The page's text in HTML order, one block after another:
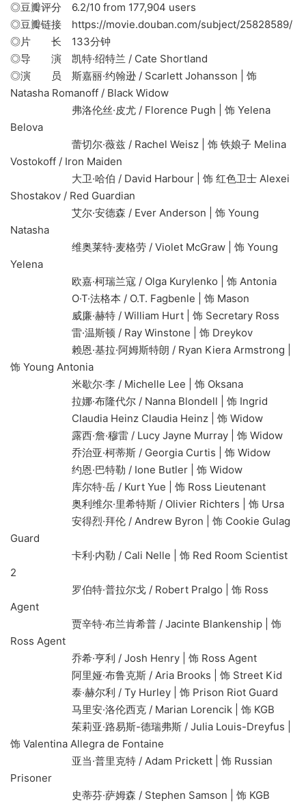
◎豆瓣评分 6.2/10 from 177,904 users
◎豆瓣链接 https://movie.douban.com/subject/25828589/
◎片 长 133分钟
◎导 演 凯特·绍特兰 / Cate Shortland
◎演 员 斯嘉丽·约翰逊 / Scarlett Johansson | 饰
Natasha Romanoff / Black Widow
弗洛伦丝·皮尤 / Florence Pugh | 饰 Yelena
Belova
蕾切尔·薇兹 / Rachel Weisz | 饰 铁娘子 Melina
Vostokoff / Iron Maiden
大卫·哈伯 / David Harbour | 饰 红色卫士 Alexei
Shostakov / Red Guardian
艾尔·安德森 / Ever Anderson | 饰 Young
Natasha
维奥莱特·麦格劳 / Violet McGraw | 饰 Young
Yelena
欧嘉·柯瑞兰寇 / Olga Kurylenko | 饰 Antonia
O·T·法格本 / O.T. Fagbenle | 饰 Mason
威廉·赫特 / William Hurt | 饰 Secretary Ross
雷·温斯顿 / Ray Winstone | 饰 Dreykov
赖恩·基拉·阿姆斯特朗 / Ryan Kiera Armstrong |
饰 Young Antonia
米歇尔·李 / Michelle Lee | 饰 Oksana
拉娜·布隆代尔 / Nanna Blondell | 饰 Ingrid
Claudia Heinz Claudia Heinz | 饰 Widow
露西·詹·穆雷 / Lucy Jayne Murray | 饰 Widow
乔治亚·柯蒂斯 / Georgia Curtis | 饰 Widow
约恩·巴特勒 / Ione Butler | 饰 Widow
库尔特·岳 / Kurt Yue | 饰 Ross Lieutenant
奥利维尔·里希特斯 / Olivier Richters | 饰 Ursa
安得烈·拜伦 / Andrew Byron | 饰 Cookie Gulag
Guard
卡利·内勒 / Cali Nelle | 饰 Red Room Scientist
2
罗伯特·普拉尔戈 / Robert Pralgo | 饰 Ross
Agent
贾辛特·布兰肯希普 / Jacinte Blankenship | 饰
Ross Agent
乔希·亨利 / Josh Henry | 饰 Ross Agent
阿里娅·布鲁克斯 / Aria Brooks | 饰 Street Kid
泰·赫尔利 / Ty Hurley | 饰 Prison Riot Guard
马里安·洛伦西克 / Marian Lorencik | 饰 KGB
茱莉亚·路易斯-德瑞弗斯 / Julia Louis-Dreyfus |
饰 Valentina Allegra de Fontaine
亚当·普里克特 / Adam Prickett | 饰 Russian
Prisoner
史蒂芬·萨姆森 / Stephen Samson | 饰 KGB